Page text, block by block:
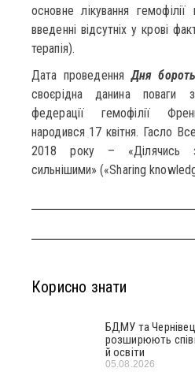
основне лікування
введенні відсутніх у крові
терапія).
Дата проведенняДня
своєрідна данина поваги
федерації гемофілії
народився 17 квітня. Гасло
2018 року – «Ділячись
сильнішими» («Sharing
Корисно знати
БДМУ та
розширюють
й освіти
05.08.2026